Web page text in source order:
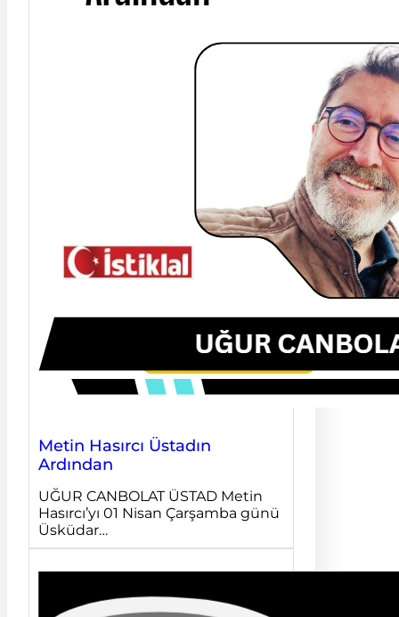
Metin Hasırcı Üstadın
Ardından
UĞUR CANBOLAT ÜSTAD Metin
Hasırcı’yı 01 Nisan Çarşamba günü
Üsküdar…